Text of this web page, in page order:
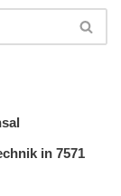
in 7571